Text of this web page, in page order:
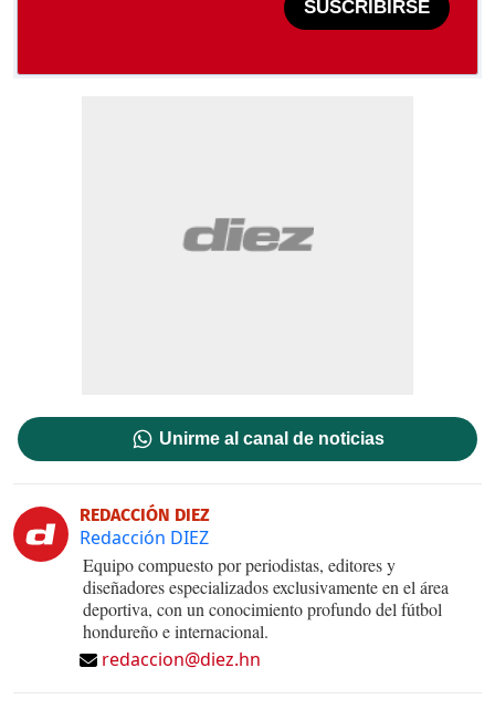
SUSCRIBIRSE
Unirme al canal de noticias
REDACCIÓN DIEZ
Redacción DIEZ
Equipo compuesto por periodistas, editores y
diseñadores especializados exclusivamente en el área
deportiva, con un conocimiento profundo del fútbol
hondureño e internacional.
redaccion@diez.hn